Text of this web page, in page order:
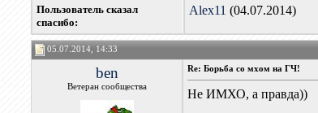
Пользователь сказал
cпасибо:
Alex11 (04.07.2014)
05.07.2014, 14:33
ben
Ветеран сообщества
Re: Борьба со мхом на ГЧ!
Не ИМХО, а правда))